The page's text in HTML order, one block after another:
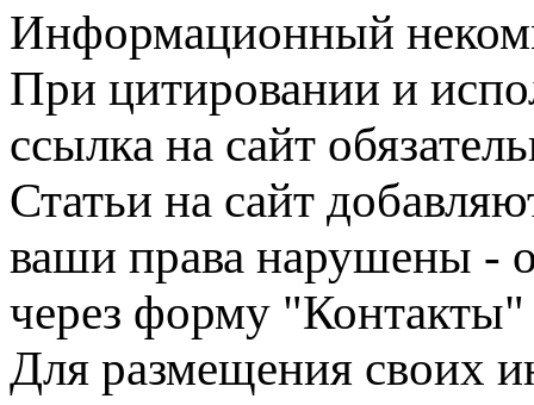
Информационный
При цитировании и
ссылка на сайт
Статьи на сайт
ваши права нарушены -
через форму "Контакты"
Для размещения своих